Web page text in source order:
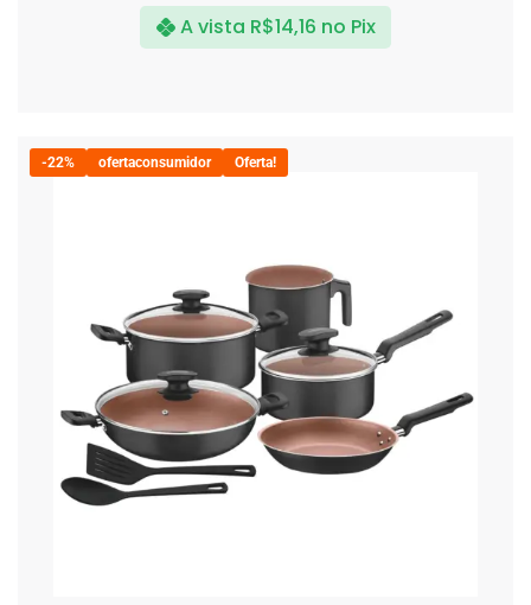
A vista R$14,16 no Pix
-22% ofertaconsumidor Oferta!